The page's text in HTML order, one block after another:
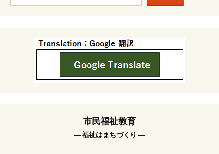
市民福祉教育
― 福祉はまちづくり ―